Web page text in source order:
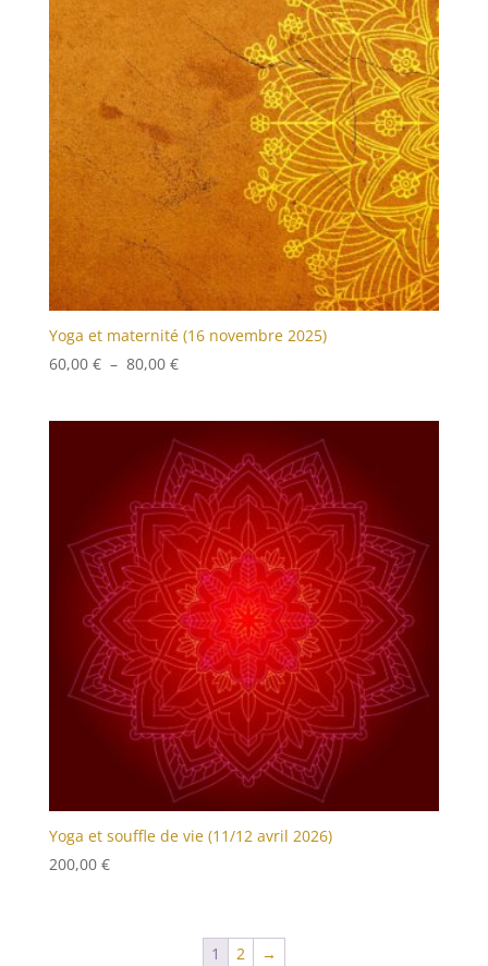
Yoga et maternité (16 novembre 2025)
60,00 € – 80,00 €Plage
60,00 €
à
80,00 €
Yoga et souffle de vie (11/12 avril 2026)
200,00 €
1 2 →